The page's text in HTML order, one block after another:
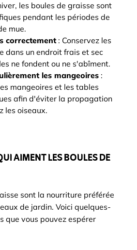
les boules de graisse sont
pendant les périodes de
mue.
correctement: Conservez les
dans un endroit frais et sec
ne fondent ou ne s'abîment.
les mangeoires :
mangeoires et les tables
afin d'éviter la propagation
les oiseaux.
AIMENT LES BOULES DE
sont la nourriture préférée
de jardin. Voici quelques-
que vous pouvez espérer